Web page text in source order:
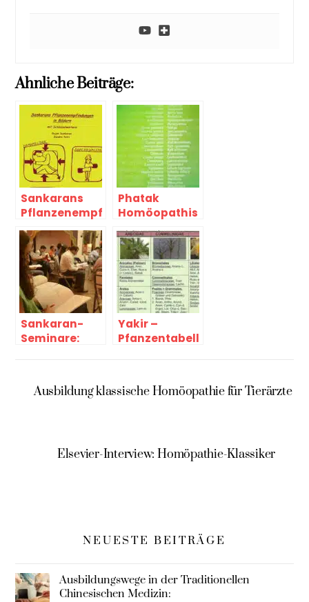
Ahnliche Beiträge:
Sankarans
Pflanzenempf
indungen
Phatak
Homöopathis
che
Arzneimittelle
hre –
überarbeitet
Sankaran-
Seminare:
Methode
Yakir –
Pfanzentabell
n Ordnung
Ausbildung klassische Homöopathie für Tierärzte
Elsevier-Interview: Homöpathie-Klassiker
NEUESTE BEITRÄGE
Ausbildungswege in der Traditionellen
Chinesischen Medizin: